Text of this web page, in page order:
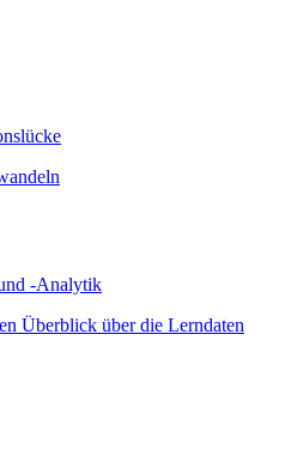
-Analytik
Überblick über die Lerndaten